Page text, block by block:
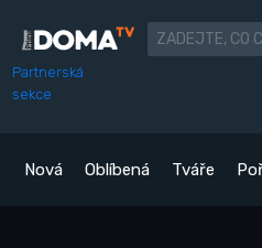
Partnerská
sekce
Nová Oblíbená Tváře